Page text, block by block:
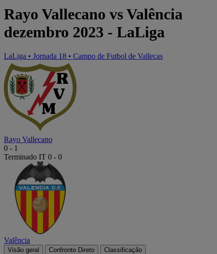
Rayo Vallecano vs Valência
dezembro 2023 - LaLiga
LaLiga • Jornada 18 • Campo de Futbol de Vallecas
Rayo Vallecano
0 - 1
Terminado IT 0 - 0
Valência
Visão geral Confronto Direto Classificação